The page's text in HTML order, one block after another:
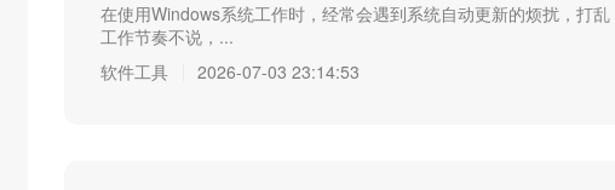
在使用Windows系统工作时，经常会遇到系统自动更新的烦扰，打乱
工作节奏不说，...
软件工具
2026-07-03 23:14:53